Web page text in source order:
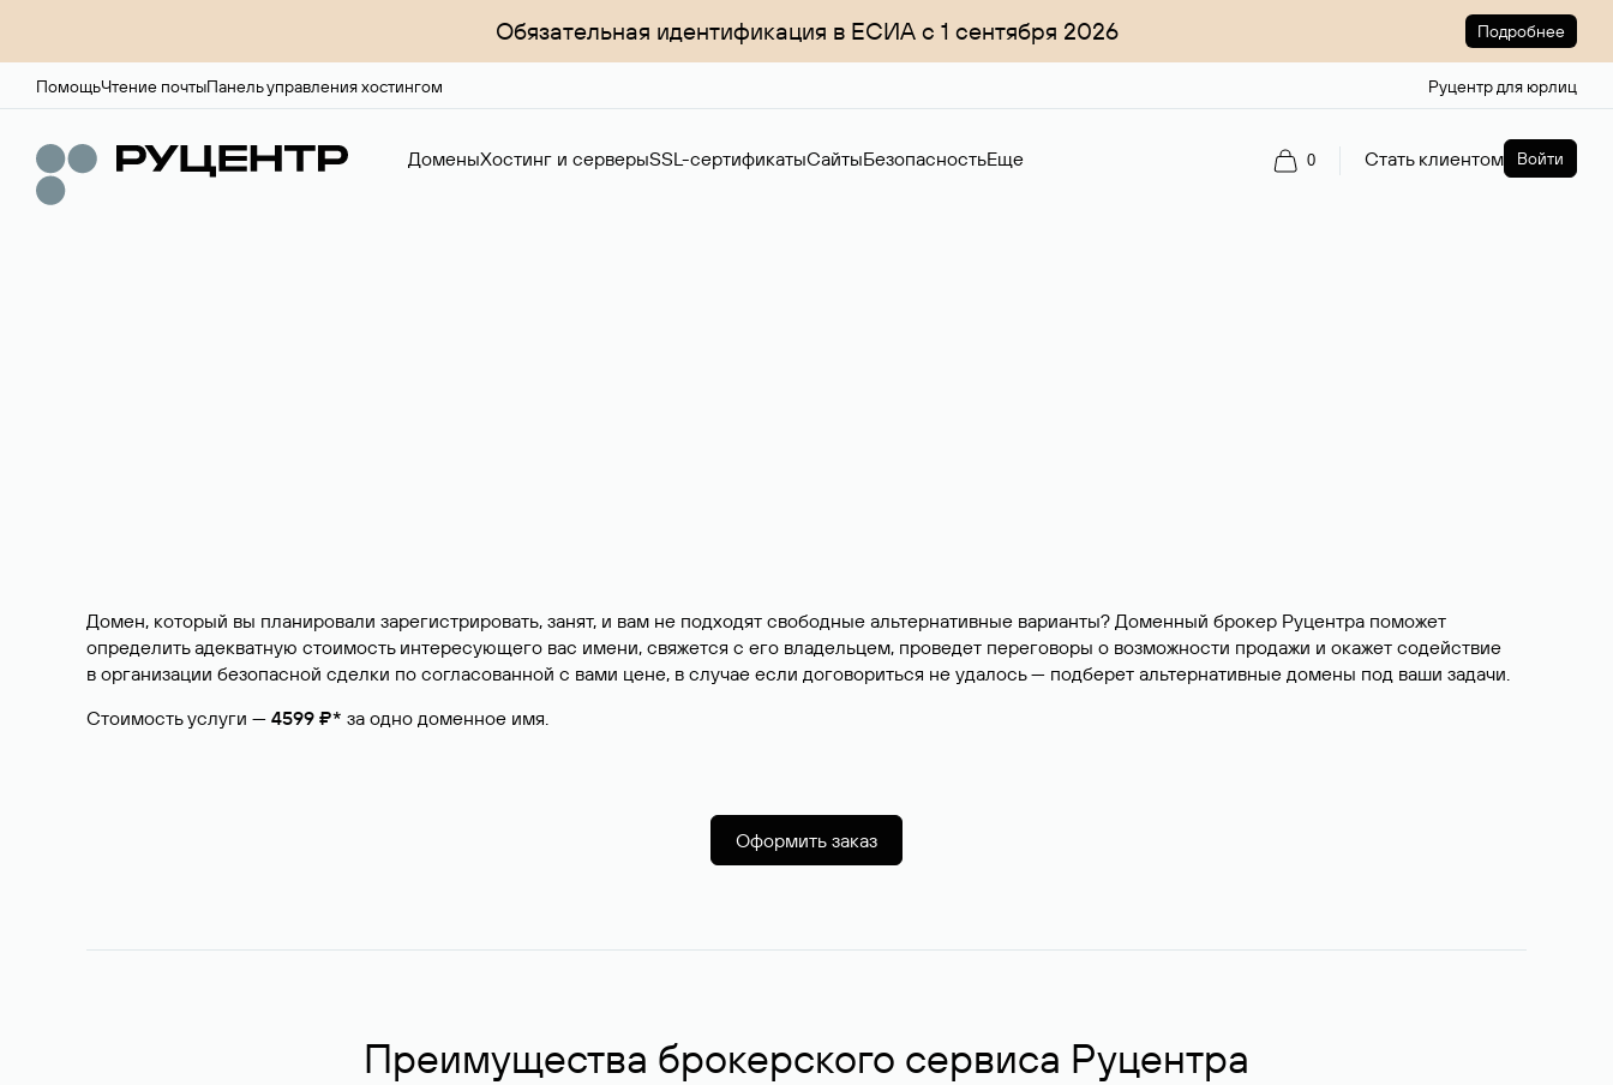
Обязательная идентификация в ЕСИА с 1 сентября 2026 Подробнее
ПомощьЧтение почтыПанель управления хостингом Руцентр для юрлиц
ДоменыХостинг и серверыSSL-сертификатыСайтыБезопасностьЕще 0 Стать клиентом Войти
Домен, который вы планировали зарегистрировать, занят, и вам не подходят свободные альтернативные варианты? Доменный брокер Руцентра поможет
определить адекватную стоимость интересующего вас имени, свяжется с его владельцем, проведет переговоры о возможности продажи и окажет содействие
в организации безопасной сделки по согласованной с вами цене, в случае если договориться не удалось — подберет альтернативные домены под ваши задачи.
Стоимость услуги — 4599 ₽* за одно доменное имя.
Оформить заказ
Преимущества брокерского сервиса Руцентра